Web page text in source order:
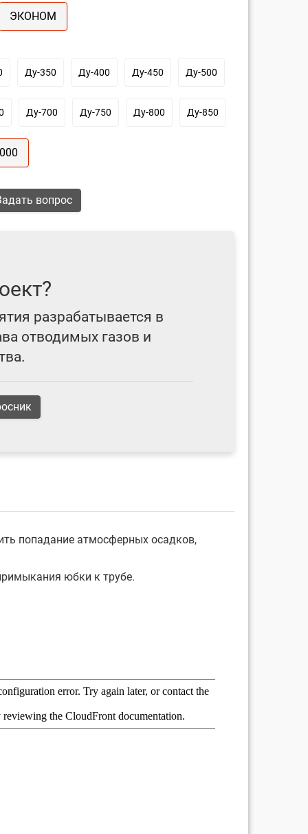
ЭКОНОМ
Ду-350 Ду-400 Ду-450 Ду-500
Ду-700 Ду-750 Ду-800 Ду-850
вопрос
разрабатывается в
отводимых газов и
попадание атмосферных осадков,
юбки к трубе.